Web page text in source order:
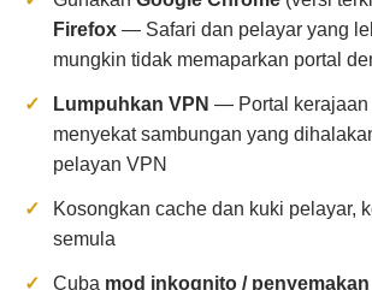
Firefox— Safari dan pelayar yang
mungkin tidak memaparkan portal
Lumpuhkan VPN — Portal kerajaan
menyekat sambungan yang
pelayan VPN
Kosongkan cache dan kuki pelayar,
semula
Cuba mod inkognito /